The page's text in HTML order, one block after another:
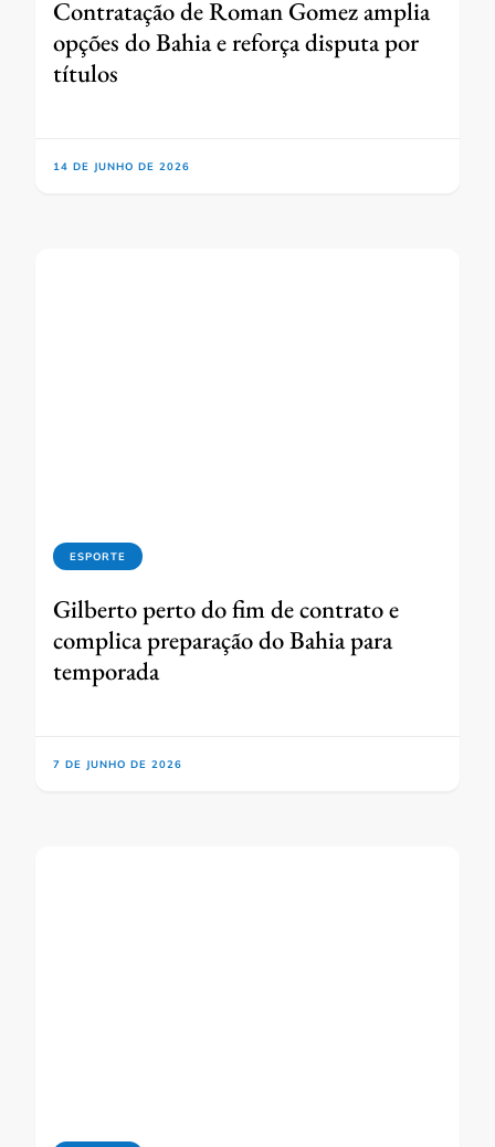
Contratação de Roman Gomez amplia
opções do Bahia e reforça disputa por
títulos
14 DE JUNHO DE 2026
ESPORTE
Gilberto perto do fim de contrato e
complica preparação do Bahia para
temporada
7 DE JUNHO DE 2026